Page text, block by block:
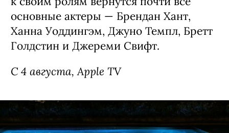
основные актеры — Брендан Хант,
Ханна Уоддингэм, Джуно Темпл, Бретт
Голдстин и Джереми Свифт.
С 4 августа, Apple TV